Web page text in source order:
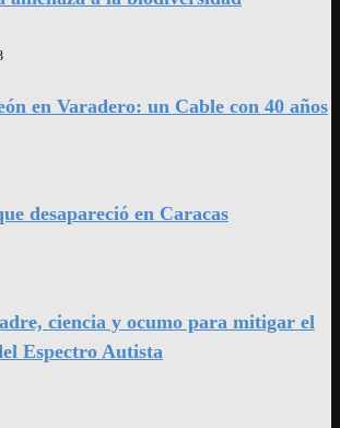
en Varadero: un Cable con 40 años
desapareció en Caracas
ciencia y ocumo para mitigar el
Espectro Autista